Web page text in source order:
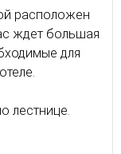
расположен
ждет большая
для
лестнице.